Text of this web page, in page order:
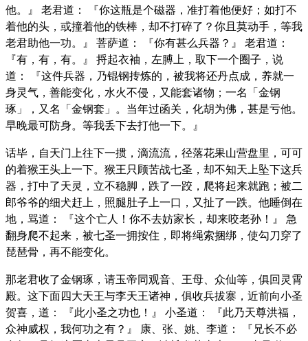
他。』 老君道： 『你这瓶是个磁器，准打着他便好；如打不
着他的头，或撞着他的铁棒，却不打碎了？你且莫动手，等我
老君助他一功。』 菩萨道： 『你有甚么兵器？』 老君道：
『有，有，有。』 捋起衣袖，左膊上，取下一个圈子，说
道： 『这件兵器，乃锟钢抟炼的，被我将还丹点成，养就一
身灵气，善能变化，水火不侵，又能套诸物；一名「金钢
琢」，又名「金钢套」。当年过函关，化胡为佛，甚是亏他。
早晚最可防身。等我丢下去打他一下。』
话毕，自天门上往下一掼，滴流流，径落花果山营盘里，可可
的着猴王头上一下。猴王只顾苦战七圣，却不知天上坠下这兵
器，打中了天灵，立不稳脚，跌了一跤，爬将起来就跑；被二
郎爷爷的细犬赶上，照腿肚子上一口，又扯了一跌。他睡倒在
地，骂道： 『这个亡人！你不去妨家长，却来咬老孙！』 急
翻身爬不起来，被七圣一拥按住，即将绳索捆绑，使勾刀穿了
琵琶骨，再不能变化。
那老君收了金钢琢，请玉帝同观音、王母、众仙等，俱回灵霄
殿。这下面四大天王与李天王诸神，俱收兵拔寨，近前向小圣
贺喜，道： 『此小圣之功也！』 小圣道： 『此乃天尊洪福，
众神威权，我何功之有？』 康、张、姚、李道： 『兄长不必